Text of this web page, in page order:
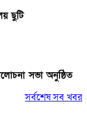
ছুটি
সভা অনুষ্ঠিত
সর্বশেষ সব খবর